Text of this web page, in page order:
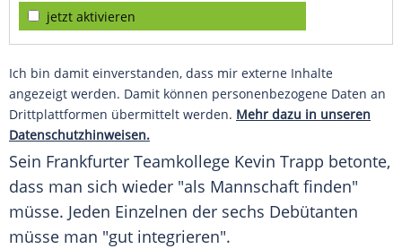
jetzt aktivieren
Ich bin damit einverstanden, dass mir externe Inhalte
angezeigt werden. Damit können personenbezogene Daten an
Drittplattformen übermittelt werden. Mehr dazu in unseren
Datenschutzhinweisen.
Sein Frankfurter Teamkollege Kevin Trapp betonte,
dass man sich wieder "als Mannschaft finden"
müsse. Jeden Einzelnen der sechs Debütanten
müsse man "gut integrieren".